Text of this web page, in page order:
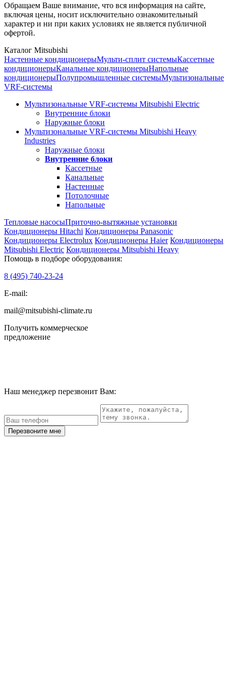
Обращаем Ваше внимание, что вся информация на сайте,
включая цены, носит исключительно ознакомительный
характер и ни при каких условиях не является публичной
офертой.
Каталог Mitsubishi
Настенные кондиционерыМульти-сплит системыКассетные
кондиционерыКанальные кондиционерыНапольные
кондиционерыПолупромышленные системыМультизональные
VRF-системы
Мультизональные VRF-системы Mitsubishi Electric
Внутренние блоки
Наружные блоки
Мультизональные VRF-системы Mitsubishi Heavy
Industries
Наружные блоки
Внутренние блоки
Кассетные
Канальные
Настенные
Потолочные
Напольные
Тепловые насосыПриточно-вытяжные установки
Кондиционеры Hitachi Кондиционеры Panasonic
Кондиционеры Electrolux Кондиционеры Haier Кондиционеры
Mitsubishi Electric Кондиционеры Mitsubishi Heavy
Помощь в подборе оборудования:
8 (495) 740-23-24
E-mail:
mail@mitsubishi-climate.ru
Получить коммерческое
предложение
Наш менеджер перезвонит Вам:
Перезвоните мне